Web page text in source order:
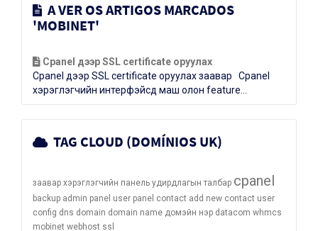
A VER OS ARTIGOS MARCADOS
'MOBINET'
Cpanel дээр SSL certificate оруулах
Cpanel дээр SSL certificate оруулах заавар Cpanel
хэрэглэгчийн интерфэйсд маш олон feature...
TAG CLOUD (DOMÍNIOS UK)
заавар хэрэглэгчийн панель удирдлагын талбар cpanel
backup admin panel user panel contact add new contact user
config dns domain domain name домэйн нэр datacom whmcs
mobinet webhost ssl